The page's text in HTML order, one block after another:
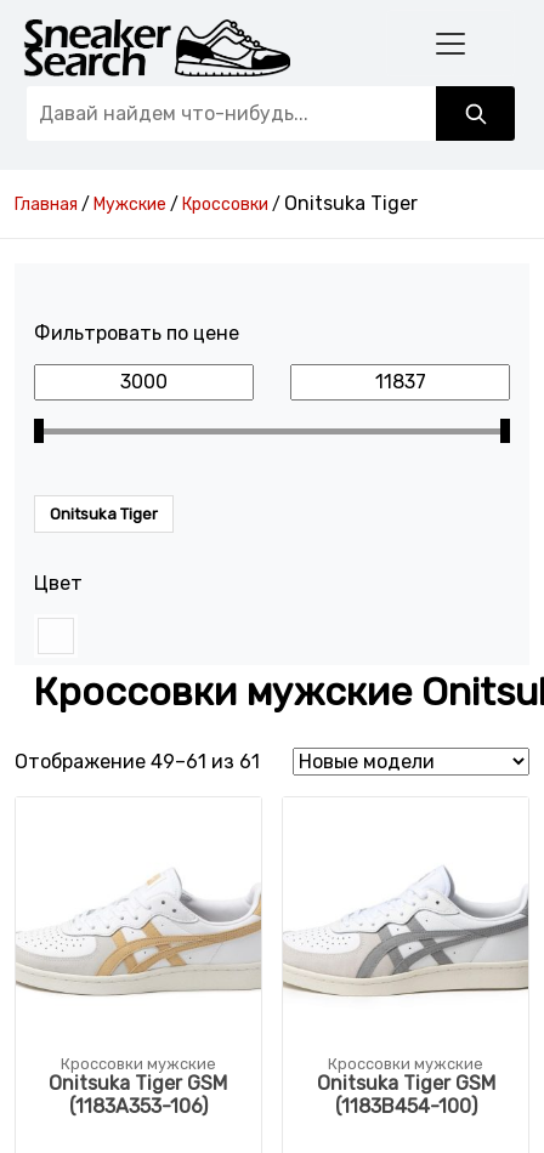
Главная / Мужские / Кроссовки / Onitsuka Tiger
Кроссовки мужские
Отображение 49–61 из 61 Сортировка: самые недавние
Кроссовки мужские
Onitsuka Tiger GSM
(1183A353-106)
Кроссовки мужские
Onitsuka Tiger GSM
(1183B454-100)
Фильтровать по цене
Onitsuka Tiger
Цвет